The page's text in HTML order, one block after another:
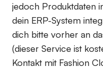
jedoch Produktdaten
dein ERP-System
dich bitte vorher an
(dieser Service ist
Kontakt mit Fashion